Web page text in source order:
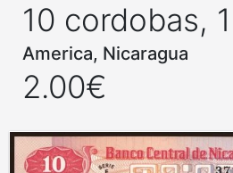
10 cordobas,
America, Nicaragua
2.00€